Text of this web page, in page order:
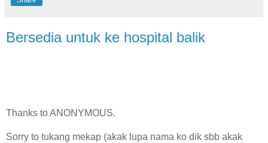
Bersedia untuk ke hospital balik
Thanks to ANONYMOUS.
Sorry to tukang mekap (akak lupa nama ko dik sbb akak